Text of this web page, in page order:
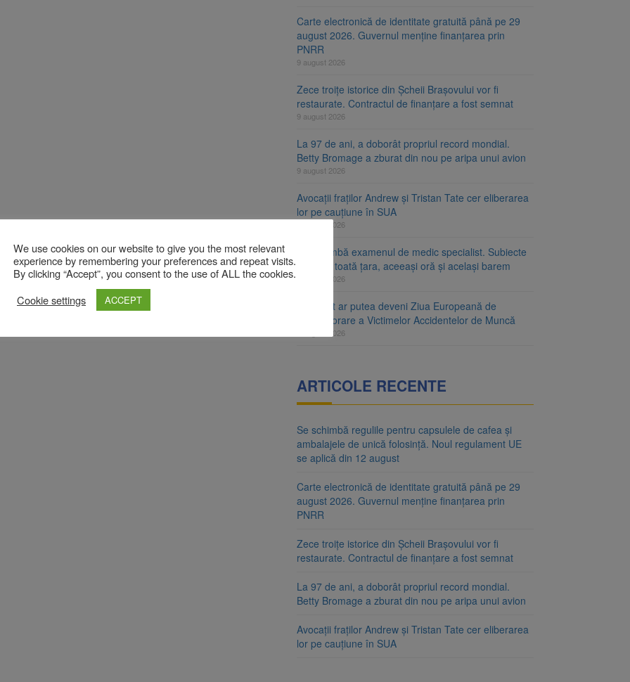
Carte electronică de identitate gratuită până pe 29
august 2026. Guvernul menține finanțarea prin
PNRR
9 august 2026
Zece troițe istorice din Șcheii Brașovului vor fi
restaurate. Contractul de finanțare a fost semnat
9 august 2026
La 97 de ani, a doborât propriul record mondial.
Betty Bromage a zburat din nou pe aripa unui avion
9 august 2026
Avocații fraților Andrew și Tristan Tate cer eliberarea
lor pe cauțiune în SUA
9 august 2026
Se schimbă examenul de medic specialist. Subiecte
unice în toată țara, aceeași oră și același barem
8 august 2026
8 august ar putea deveni Ziua Europeană de
Comemorare a Victimelor Accidentelor de Muncă
8 august 2026
ARTICOLE RECENTE
Se schimbă regulile pentru capsulele de cafea și
ambalajele de unică folosință. Noul regulament UE
se aplică din 12 august
Carte electronică de identitate gratuită până pe 29
august 2026. Guvernul menține finanțarea prin
PNRR
Zece troițe istorice din Șcheii Brașovului vor fi
restaurate. Contractul de finanțare a fost semnat
La 97 de ani, a doborât propriul record mondial.
Betty Bromage a zburat din nou pe aripa unui avion
Avocații fraților Andrew și Tristan Tate cer eliberarea
lor pe cauțiune în SUA
We use cookies on our website to give you the most relevant
experience by remembering your preferences and repeat visits.
By clicking “Accept”, you consent to the use of ALL the cookies.
Cookie settings
ACCEPT